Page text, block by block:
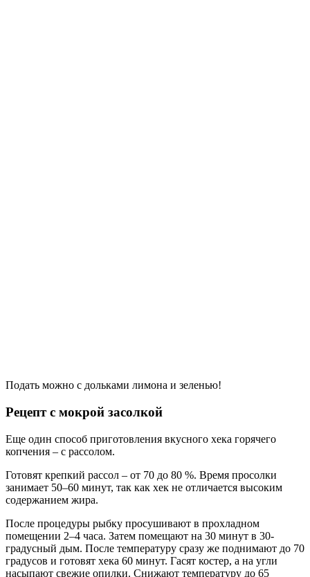
Подать можно с дольками лимона и зеленью!
Рецепт с мокрой засолкой
Еще один способ приготовления вкусного хека горячего
копчения – с рассолом.
Готовят крепкий рассол – от 70 до 80 %. Время просолки
занимает 50–60 минут, так как хек не отличается высоким
содержанием жира.
После процедуры рыбку просушивают в прохладном
помещении 2–4 часа. Затем помещают на 30 минут в 30-
градусный дым. После температуру сразу же поднимают до 70
градусов и готовят хека 60 минут. Гасят костер, а на угли
насыпают свежие опилки. Снижают температуру до 65